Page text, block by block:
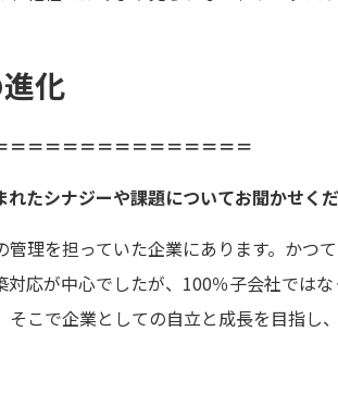
化
＝＝＝＝＝＝＝＝＝＝＝＝＝
たシナジーや課題についてお聞かせくだ
理を担っていた企業にあります。かつ
応が中心でしたが、100％子会社では
こで企業としての自立と成長を目指し